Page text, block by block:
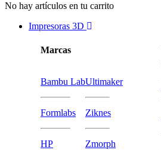
No hay artículos en tu carrito
Impresoras 3D
Marcas
Bambu Lab
Formlabs
HP
Ultimaker
Ziknes
Zmorph